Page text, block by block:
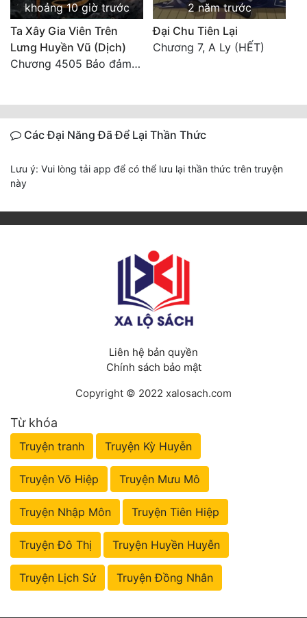
khoảng 10 giờ trước
Ta Xây Gia Viên Trên
Lưng Huyền Vũ (Dịch)
Chương 4505 Bảo đảm nhất.
2 năm trước
Đại Chu Tiên Lại
Chương 7, A Ly (HẾT)
Các Đại Năng Đã Để Lại Thần Thức
Lưu ý: Vui lòng tải app để có thể lưu lại thần thức trên truyện
này
Liên hệ bản quyền
Chính sách bảo mật
Copyright © 2022 xalosach.com
Từ khóa
Truyện tranh Truyện Kỳ Huyễn
Truyện Võ Hiệp Truyện Mưu Mô
Truyện Nhập Môn Truyện Tiên Hiệp
Truyện Đô Thị Truyện Huyền Huyễn
Truyện Lịch Sử Truyện Đồng Nhân